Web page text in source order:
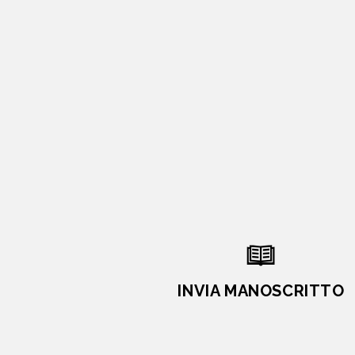
INVIA MANOSCRITTO